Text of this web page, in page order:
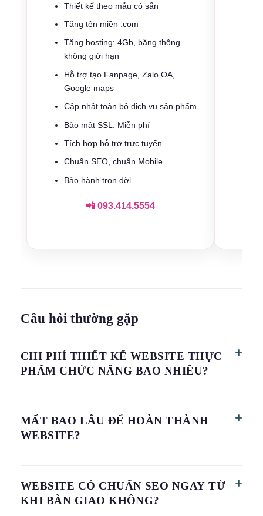
Thiết kế theo mẫu có sẵn
Tặng tên miền .com
Tặng hosting: 4Gb, băng thông
không giới hạn
Hỗ trợ tạo Fanpage, Zalo OA,
Google maps
Cập nhật toàn bộ dịch vụ sản phẩm
Bảo mật SSL: Miễn phí
Tích hợp hỗ trợ trực tuyến
Chuẩn SEO, chuẩn Mobile
Bảo hành trọn đời
📲 093.414.5554
Câu hỏi thường gặp
CHI PHÍ THIẾT KẾ WEBSITE THỰC
PHẨM CHỨC NĂNG BAO NHIÊU?
mại điện tử, mức độ tối ưu SEO và các công cụ
quản lý chuyên sâu cho ngành dược phẩm.
MẤT BAO LÂU ĐỂ HOÀN THÀNH
WEBSITE?
tuần tùy thuộc vào khối lượng sản phẩm, độ phức
tạp của giao diện và yêu cầu tích hợp hệ thống.
WEBSITE CÓ CHUẨN SEO NGAY TỪ
KHI BÀN GIAO KHÔNG?